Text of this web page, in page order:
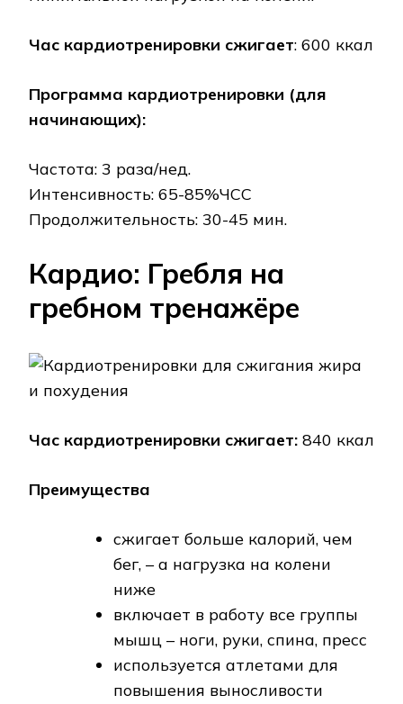
Час кардиотренировки сжигает: 600 ккал
Программа кардиотренировки (для
начинающих):
Частота: 3 раза/нед.
Интенсивность: 65-85%ЧСС
Продолжительность: 30-45 мин.
Кардио: Гребля на
гребном тренажёре
Час кардиотренировки сжигает: 840 ккал
Преимущества
сжигает больше калорий, чем
бег, – а нагрузка на колени
ниже
включает в работу все группы
мышц – ноги, руки, спина, пресс
используется атлетами для
повышения выносливости